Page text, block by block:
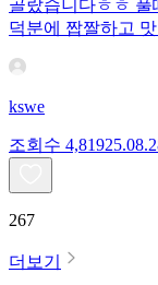
골랐습니다ㅎㅎ
덕분에 짭짤하고
kswe
조회수 4,819
267
더보기